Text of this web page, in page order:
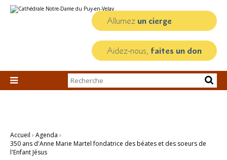
au
personnels
Allumez un cierge
Aidez-nous, faites un don

Chercher par
Recherche
Accueil › Agenda ›
350 ans d'Anne Marie Martel fondatrice des béates et des soeurs de
l'Enfant Jésus